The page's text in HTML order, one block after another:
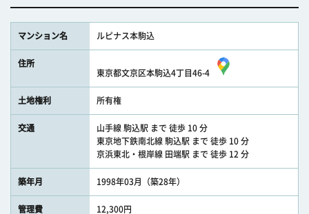
マンション名 ルピナス本駒込
住所
東京都文京区本駒込4丁目46-4
土地権利 所有権
交通
山手線 駒込駅 まで 徒歩 10 分
東京地下鉄南北線 駒込駅 まで 徒歩 10 分
京浜東北・根岸線 田端駅 まで 徒歩 12 分
築年月 1998年03月（築28年）
管理費 12,300円